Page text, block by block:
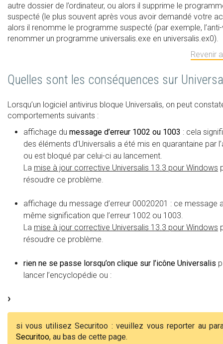
autre dossier de l’ordinateur, ou alors il supprime le
suspecté (le plus souvent après vous avoir demandé votre
alors il renomme le programme suspecté (par exemple,
renommer un programme universalis.exe en universalis.ex0).
Revenir
Quelles sont les conséquences sur
Lorsqu’un logiciel antivirus bloque Universalis, on peut
comportements suivants :
affichage du message d’erreur 1002 ou 1003 : cela
des éléments d’Universalis a été mis en quarantaine par
ou est bloqué par celui-ci au lancement.
La mise à jour corrective Universalis 13.3 pour Windows
résoudre ce problème.
affichage du message d’erreur 00020201 : ce message
même signification que l’erreur 1002 ou 1003.
La mise à jour corrective Universalis 13.3 pour Windows
résoudre ce problème.
rien ne se passe lorsqu’on clique sur l’icône Universalis
lancer l’encyclopédie ou :
si vous utilisez Securitoo : veuillez vous reporter au
Securitoo, au bas de cette page.